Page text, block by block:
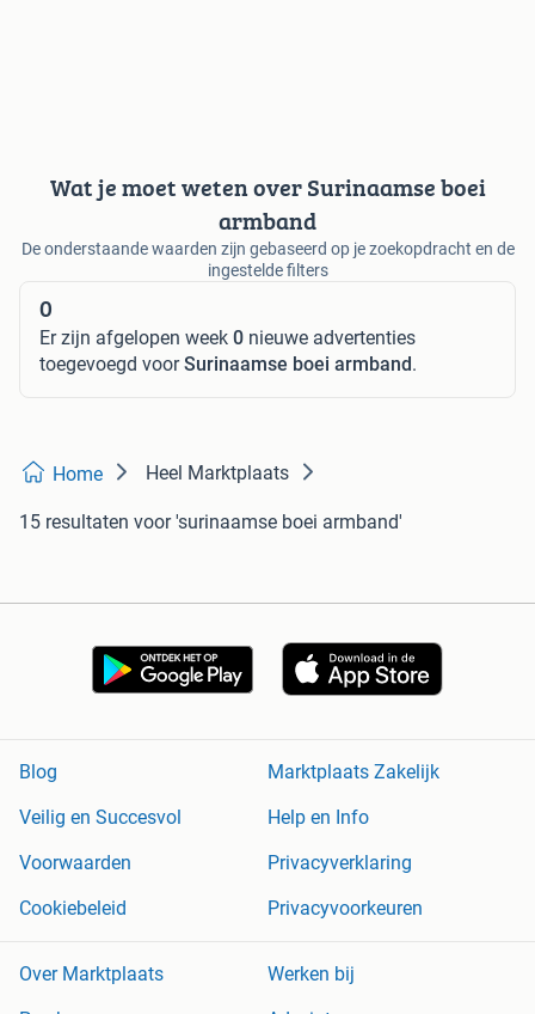
Wat je moet weten over Surinaamse boei
armband
De onderstaande waarden zijn gebaseerd op je zoekopdracht en de
ingestelde filters
0
Er zijn afgelopen week 0 nieuwe advertenties
toegevoegd voorSurinaamse boei armband.
Home Heel Marktplaats
15 resultaten voor 'surinaamse boei armband'
Blog
Marktplaats Zakelijk
Veilig en Succesvol
Help en Info
Voorwaarden
Privacyverklaring
Cookiebeleid
Privacyvoorkeuren
Over Marktplaats
Werken bij